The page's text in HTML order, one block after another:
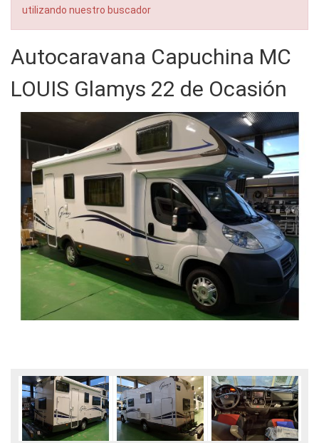
utilizando nuestro buscador
Autocaravana Capuchina MC
LOUIS Glamys 22 de Ocasión